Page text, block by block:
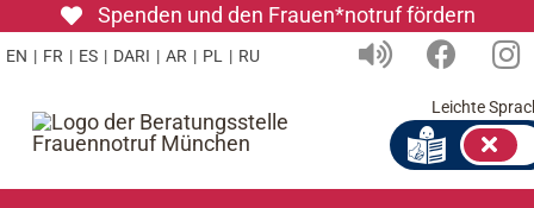
Inhalt
Spenden und den Frauen*notruf fördern
EN | FR | ES | DARI | AR | PL | RU
Leichte